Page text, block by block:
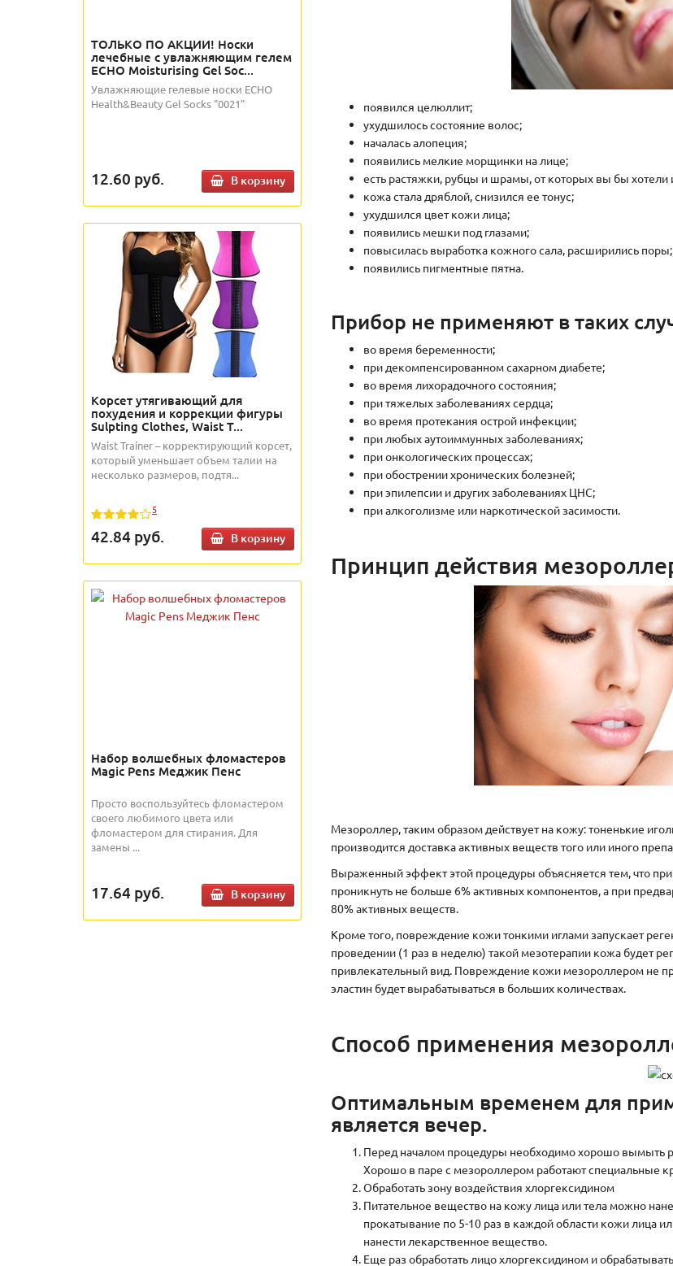
ТОЛЬКО ПО АКЦИИ! Носки
лечебные с увлажняющим гелем
ECHO Moisturising Gel Soc...
Увлажняющие гелевые носки ECHO
Health&Beauty Gel Socks "0021"
12.60 руб. В корзину
Корсет утягивающий для
похудения и коррекции фигуры
Sulpting Clothes, Waist T...
Waist Trainer – корректирующий корсет,
который уменьшает объем талии на
несколько размеров, подтя...
5
42.84 руб. В корзину
Набор волшебных фломастеров
Magic Pens Меджик Пенс
Просто воспользуйтесь фломастером
своего любимого цвета или
фломастером для стирания. Для
замены ...
17.64 руб. В корзину
появился целюллит;
ухудшилось состояние волос;
началась алопеция;
появились мелкие морщинки на лице;
есть растяжки, рубцы и шрамы, от которых вы бы хотели
кожа стала дряблой, снизился ее тонус;
ухудшился цвет кожи лица;
появились мешки под глазами;
повысилась выработка кожного сала, расширились поры;
появились пигментные пятна.
Прибор не применяют в таких
во время беременности;
при декомпенсированном сахарном диабете;
во время лихорадочного состояния;
при тяжелых заболеваниях сердца;
во время протекания острой инфекции;
при любых аутоиммунных заболеваниях;
при онкологических процессах;
при обострении хронических болезней;
при эпилепсии и других заболеваниях ЦНС;
при алкоголизме или наркотической засимости.
Принцип действия
Мезороллер, таким образом действует на кожу: тоненькие
производится доставка активных веществ того или иного
Выраженный эффект этой процедуры объясняется тем, что
проникнуть не больше 6% активных компонентов, а при
80% активных веществ.
Кроме того, повреждение кожи тонкими иглами запускает
проведении (1 раз в неделю) такой мезотерапии кожа будет
привлекательный вид. Повреждение кожи мезороллером не
эластин будет вырабатываться в больших количествах.
Способ применения
Оптимальным временем для
является вечер.
Перед началом процедуры необходимо хорошо вымыть
Хорошо в паре с мезороллером работают специальные
Обработать зону воздействия хлоргексидином
Питательное вещество на кожу лица или тела можно
прокатывание по 5-10 раз в каждой области кожи лица
нанести лекарственное вещество.
Еще раз обработать лицо хлоргексидином и